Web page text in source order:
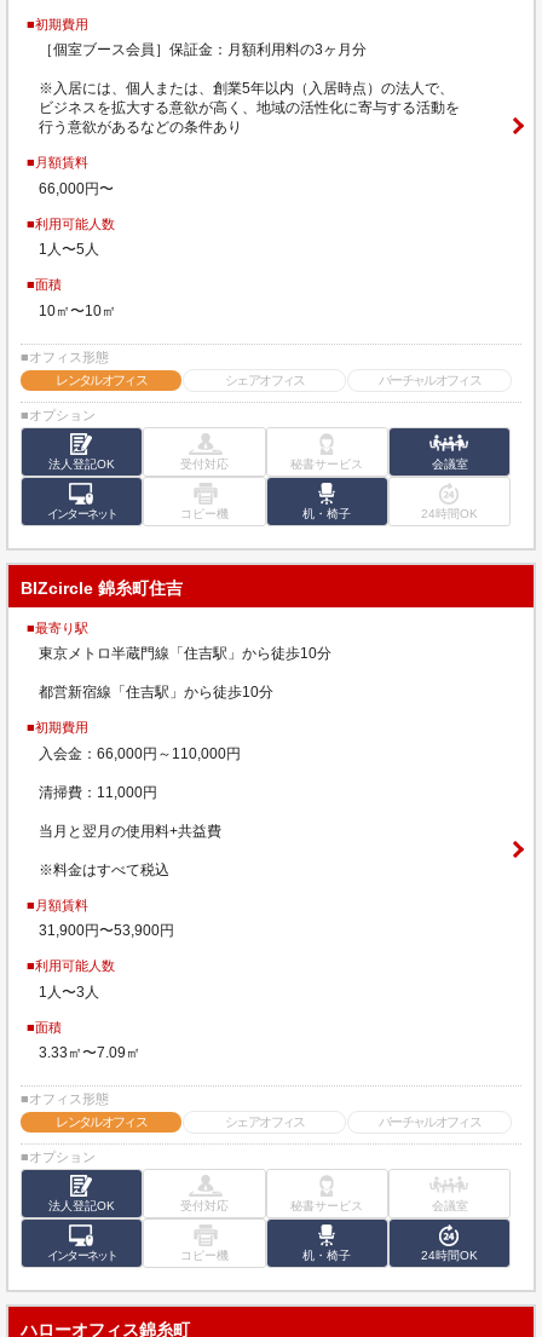
■初期費用
［個室ブース会員］保証金：月額利用料の3ヶ月分
※入居には、個人または、創業5年以内（入居時点）の法人で、
ビジネスを拡大する意欲が高く、地域の活性化に寄与する活動を
行う意欲があるなどの条件あり
■月額賃料
66,000円〜
■利用可能人数
1人〜5人
■面積
10㎡〜10㎡
■オフィス形態
レンタルオフィス
シェアオフィス バーチャルオフィス
■オプション
法人登記OK 受付対応 秘書サービス 会議室
インターネット コピー機 机・椅子 24時間OK
BIZcircle 錦糸町住吉
■最寄り駅
東京メトロ半蔵門線「住吉駅」から徒歩10分
都営新宿線「住吉駅」から徒歩10分
■初期費用
入会金：66,000円～110,000円
清掃費：11,000円
当月と翌月の使用料+共益費
※料金はすべて税込
■月額賃料
31,900円〜53,900円
■利用可能人数
1人〜3人
■面積
3.33㎡〜7.09㎡
■オフィス形態
レンタルオフィス
シェアオフィス バーチャルオフィス
■オプション
法人登記OK 受付対応 秘書サービス 会議室
インターネット コピー機 机・椅子 24時間OK
ハローオフィス錦糸町